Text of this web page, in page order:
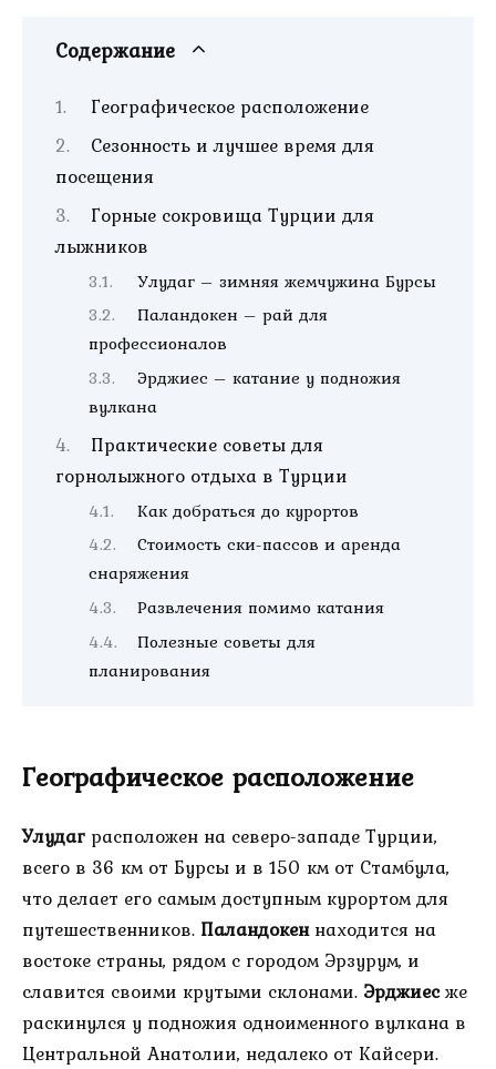
Содержание
Географическое расположение
Сезонность и лучшее время для
посещения
Горные сокровища Турции для
лыжников
Улудаг – зимняя жемчужина Бурсы
Паландокен – рай для
профессионалов
Эрджиес – катание у подножия
вулкана
Практические советы для
горнолыжного отдыха в Турции
Как добраться до курортов
Стоимость ски-пассов и аренда
снаряжения
Развлечения помимо катания
Полезные советы для
планирования
Географическое расположение
Улудаг расположен на северо-западе Турции,
всего в 36 км от Бурсы и в 150 км от Стамбула,
что делает его самым доступным курортом для
путешественников. Паландокеннаходится на
востоке страны, рядом с городом Эрзурум, и
славится своими крутыми склонами. Эрджиесже
раскинулся у подножия одноименного вулкана в
Центральной Анатолии, недалеко от Кайсери.